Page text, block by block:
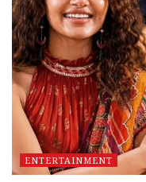
ENTERTAINMENT